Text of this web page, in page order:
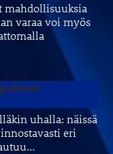
mahdollisuuksia
varaa voi myös
uhalla: näissä
eri